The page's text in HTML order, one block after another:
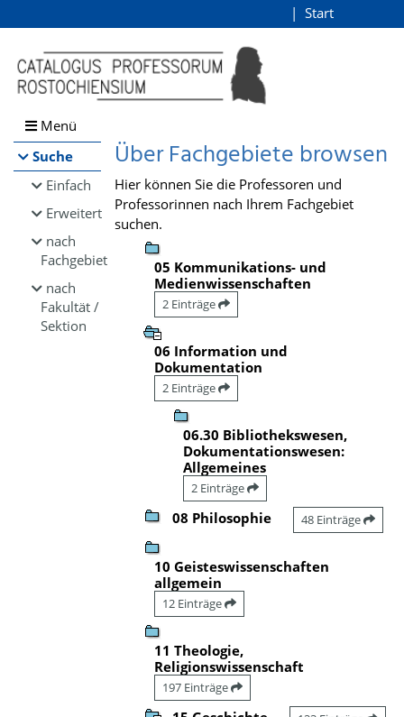
Browsen
direkt zum Inhalt
Start
Menü
Suche
Einfach
Erweitert
nach
Fachgebiet
nach
Fakultät /
Sektion
Über Fachgebiete browsen
Hier können Sie die Professoren und
Professorinnen nach Ihrem Fachgebiet
suchen.
05 Kommunikations- und
Medienwissenschaften
2 Einträge
06 Information und
Dokumentation
2 Einträge
06.30 Bibliothekswesen,
Dokumentationswesen:
Allgemeines
2 Einträge
08 Philosophie 48 Einträge
10 Geisteswissenschaften
allgemein
12 Einträge
11 Theologie,
Religionswissenschaft
197 Einträge